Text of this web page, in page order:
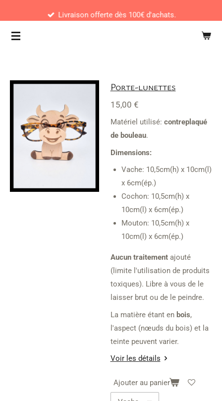
contenu
Livraison offerte dès 100€ d'achats.
Porte-lunettes
15,00 €
Matériel utilisé: contreplaqué
de bouleau.
Dimensions:
Vache: 10,5cm(h) x 10cm(l)
x 6cm(ép.)
Cochon: 10,5cm(h) x
10cm(l) x 6cm(ép.)
Mouton: 10,5cm(h) x
10cm(l) x 6cm(ép.)
Aucun traitementajouté
(limite l'utilisation de produits
toxiques). Libre à vous de le
laisser brut ou de le peindre.
La matière étant en bois,
l'aspect (nœuds du bois) et la
teinte peuvent varier.
Voir les détails
Ajouter au panier